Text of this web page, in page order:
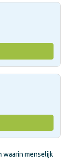
waarin menselijk